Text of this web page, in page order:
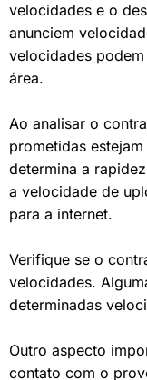
velocidades e o
anunciem
velocidades
área.
Ao analisar o
prometidas
determina a
a velocidade de
para a internet.
Verifique se o
velocidades.
determinadas
Outro aspecto
contato com o